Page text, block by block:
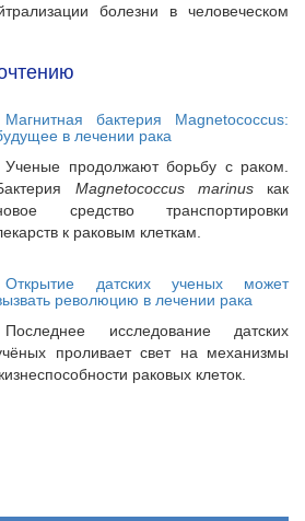
болезни в человеческом
Магнитная бактерия Magnetococcus:
в лечении рака
Ученые продолжают борьбу с раком.
Magnetococcus marinus как
средство транспортировки
к раковым клеткам.
Открытие датских ученых может
революцию в лечении рака
Последнее исследование датских
проливает свет на механизмы
раковых клеток.